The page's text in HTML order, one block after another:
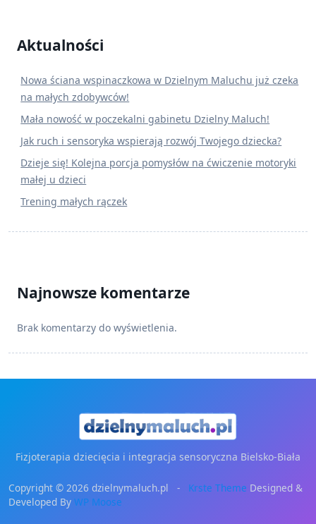
Aktualności
Nowa ściana wspinaczkowa w Dzielnym Maluchu już czeka
na małych zdobywców!
Mała nowość w poczekalni gabinetu Dzielny Maluch!
Jak ruch i sensoryka wspierają rozwój Twojego dziecka?
Dzieje się! Kolejna porcja pomysłów na ćwiczenie motoryki
małej u dzieci
Trening małych rączek
Najnowsze komentarze
Brak komentarzy do wyświetlenia.
Fizjoterapia dziecięcia i integracja sensoryczna Bielsko-Biała
Copyright © 2026 dzielnymaluch.pl - Krste Theme Designed &
Developed By WP Moose